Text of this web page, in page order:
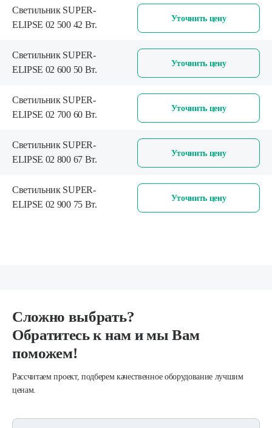
Светильник SUPER-
ELIPSE 02 500 42 Вт.
Уточнить цену
Светильник SUPER-
ELIPSE 02 600 50 Вт.
Уточнить цену
Светильник SUPER-
ELIPSE 02 700 60 Вт.
Уточнить цену
Светильник SUPER-
ELIPSE 02 800 67 Вт.
Уточнить цену
Светильник SUPER-
ELIPSE 02 900 75 Вт.
Уточнить цену
Сложно выбрать?
Обратитесь к нам и мы Вам
поможем!
Рассчитаем проект, подберем качественное оборудование лучшим
ценам.